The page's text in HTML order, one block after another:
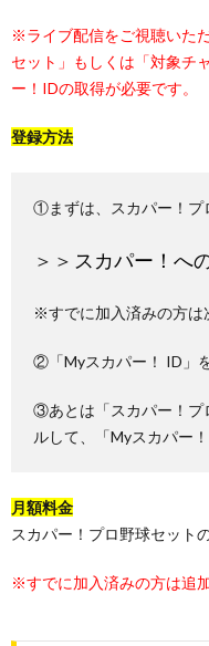
※ライブ配信をご視聴いた
セット」もしくは「対象チ
ー！IDの取得が必要です。
登録方法
①まずは、スカパー！プ
＞＞ スカパー！へ
※すでに加入済みの方は
②「Myスカパー！ ID」
③あとは「スカパー！プ
ルして、「Myスカパー
月額料金
スカパー！プロ野球セット
※すでに加入済みの方は追